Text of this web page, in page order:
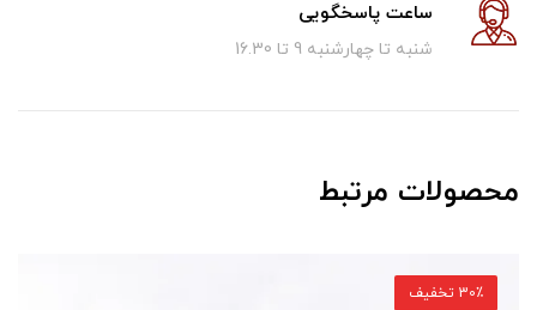
ساعت پاسخگویی
شنبه تا چهارشنبه 9 تا 16.30
محصولات مرتبط
30٪ تخفیف